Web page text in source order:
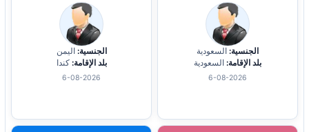
الجنسية: السعودية
بلد الإقامة: السعودية
6-08-2026
الجنسية: اليمن
بلد الإقامة: كندا
6-08-2026